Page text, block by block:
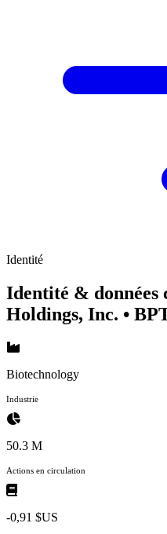
Identité
Identité & données
Holdings, Inc. •
Biotechnology
Industrie
50.3 M
Actions en circulation
-0,91 $US